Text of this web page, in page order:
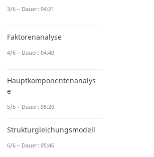
3/6 – Dauer: 04:21
Faktorenanalyse
4/6 – Dauer: 04:40
Hauptkomponentenanalys
e
5/6 – Dauer: 05:20
Strukturgleichungsmodell
6/6 – Dauer: 05:46